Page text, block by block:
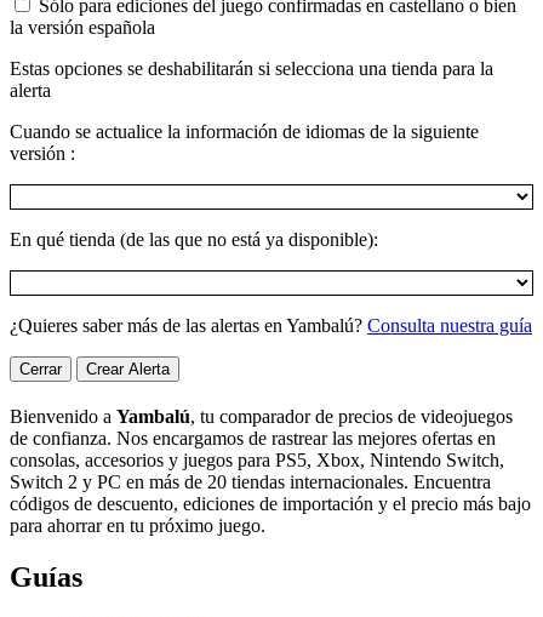
Sólo para ediciones del juego confirmadas en castellano o bien
la versión española
Estas opciones se deshabilitarán si selecciona una tienda para la
alerta
Cuando se actualice la información de idiomas de la siguiente
versión :
En qué tienda (de las que no está ya disponible):
¿Quieres saber más de las alertas en Yambalú? Consulta nuestra guía
Cerrar Crear Alerta
Bienvenido a Yambalú, tu comparador de precios de videojuegos
de confianza. Nos encargamos de rastrear las mejores ofertas en
consolas, accesorios y juegos para PS5, Xbox, Nintendo Switch,
Switch 2 y PC en más de 20 tiendas internacionales. Encuentra
códigos de descuento, ediciones de importación y el precio más bajo
para ahorrar en tu próximo juego.
Guías